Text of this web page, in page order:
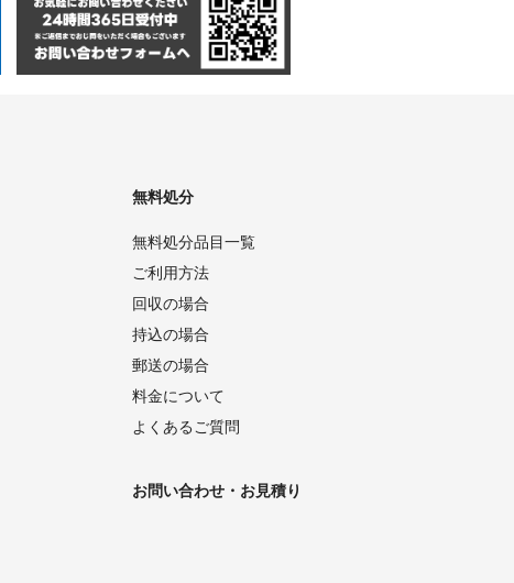
無料処分
無料処分品目一覧
ご利用方法
回収の場合
持込の場合
郵送の場合
料金について
よくあるご質問
お問い合わせ・お見積り